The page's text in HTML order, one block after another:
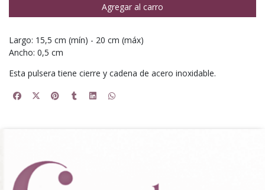
Agregar al carro
Largo: 15,5 cm (mín) - 20 cm (máx)
Ancho: 0,5 cm
Esta pulsera tiene cierre y cadena de acero inoxidable.